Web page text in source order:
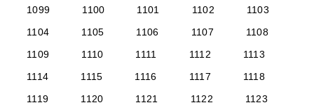
1099
1100 1101 1102
1103
1104
1105 1106 1107
1108
1109
1110 1111 1112
1113
1114
1115 1116 1117
1118
1119
1120 1121 1122
1123